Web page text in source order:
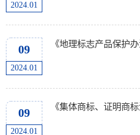
2024.01
09
2024.01
《地理标志产品保护
09
2024.01
《集体商标、证明商